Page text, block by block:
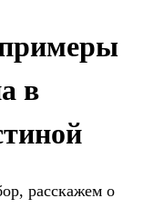
в
расскажем о